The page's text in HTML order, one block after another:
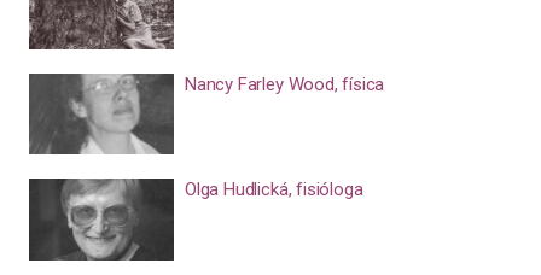
Nancy Farley Wood, física
Olga Hudlická, fisióloga